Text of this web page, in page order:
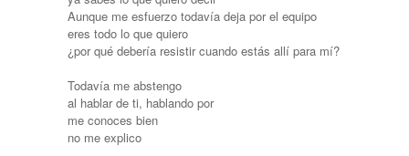
Aunque me esfuerzo todavía deja por el equipo
eres todo lo que quiero
¿por qué debería resistir cuando estás allí para mí?
Todavía me abstengo
al hablar de ti, hablando por
me conoces bien
no me explico